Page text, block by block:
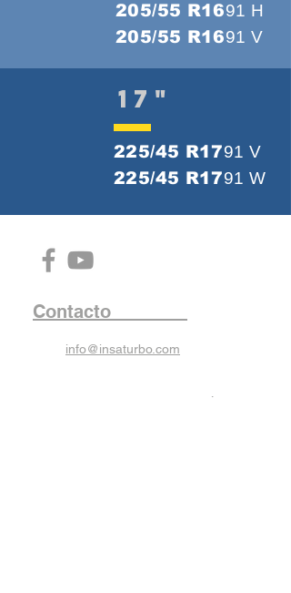
205/55 R1691 H
205/55 R1691 V
17"
225/45 R1791 V
225/45 R1791 W
Contacto
info@insaturbo.com